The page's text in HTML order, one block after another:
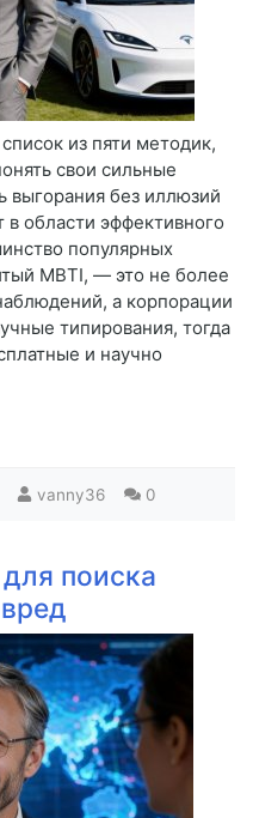
из пяти методик,
свои сильные
выгорания без иллюзий
области эффективного
популярных
MBTI, — это не более
а корпорации
типирования, тогда
и научно
vanny36 0
поиска